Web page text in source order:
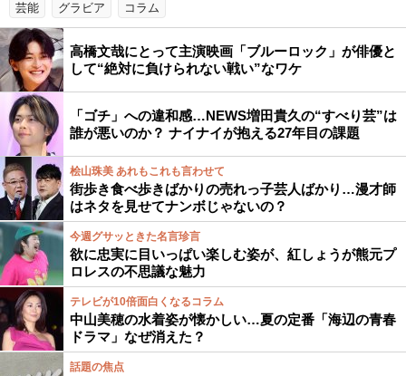
芸能 グラビア コラム
高橋文哉にとって主演映画「ブルーロック」が俳優と
して“絶対に負けられない戦い”なワケ
「ゴチ」への違和感…NEWS増田貴久の“すべり芸”は
誰が悪いのか？ ナイナイが抱える27年目の課題
桧山珠美 あれもこれも言わせて
街歩き食べ歩きばかりの売れっ子芸人ばかり…漫才師
はネタを見せてナンボじゃないの？
今週グサッときた名言珍言
欲に忠実に目いっぱい楽しむ姿が、紅しょうが熊元プ
ロレスの不思議な魅力
テレビが10倍面白くなるコラム
中山美穂の水着姿が懐かしい…夏の定番「海辺の青春
ドラマ」なぜ消えた？
話題の焦点